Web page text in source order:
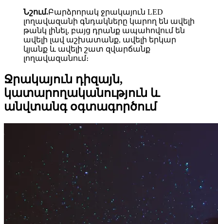
Նշում.Բարձրորակ ջրակայուն LED
լողավազանի գնդակները կարող են ավելի
թանկ լինել, բայց դրանք ապահովում են
ավելի լավ աշխատանք, ավելի երկար
կյանք և ավելի շատ զվարճանք
լողավազանում։
Ջրակայուն դիզայն,
կատարողականություն և
անվտանգ օգտագործում